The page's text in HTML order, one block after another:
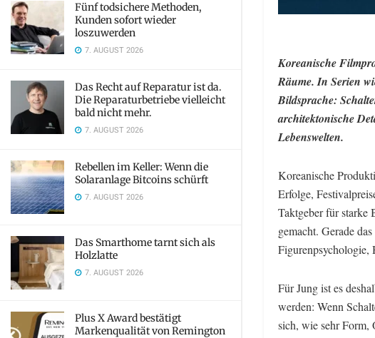
Fünf todsichere Methoden,
Kunden sofort wieder
loszuwerden
7. AUGUST 2026
Das Recht auf Reparatur ist da.
Die Reparaturbetriebe vielleicht
bald nicht mehr.
7. AUGUST 2026
Rebellen im Keller: Wenn die
Solaranlage Bitcoins schürft
7. AUGUST 2026
Das Smarthome tarnt sich als
Holzlatte
7. AUGUST 2026
Plus X Award bestätigt
Markenqualität von Remington
Koreanische
Räume. In Serien
Bildsprache:
architektonische
Lebenswelten.
Koreanische
Erfolge,
Taktgeber für starke
gemacht. Gerade
Figurenpsychologie,
Für Jung ist es
werden: Wenn
sich, wie sehr Form,